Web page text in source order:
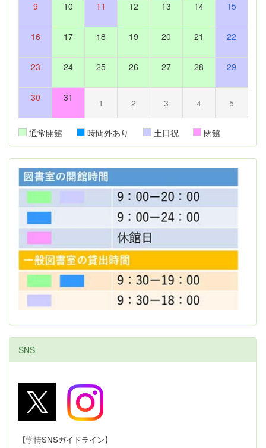
9 10 11 12 13 14 15
16 17 18 19 20 21 22
23 24 25 26 27 28 29
30 31 1 2 3 4 5
通常開館 時間外あり 土日祝 閉館
SNS
【学情SNSガイドライン】